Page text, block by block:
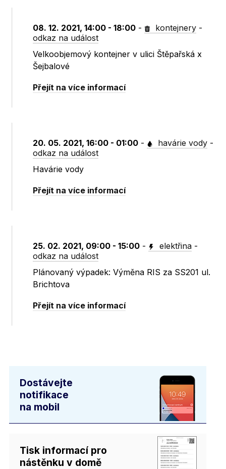
08. 12. 2021, 14:00 - 18:00 - kontejnery -
odkaz na událost
Velkoobjemový kontejner v ulici Štěpařská x
Šejbalové
Přejít na více informací
20. 05. 2021, 16:00 - 01:00 - havárie vody -
odkaz na událost
Havárie vody
Přejít na více informací
25. 02. 2021, 09:00 - 15:00 - elektřina -
odkaz na událost
Plánovaný výpadek: Výměna RIS za SS201 ul.
Brichtova
Přejít na více informací
Dostávejte
notifikace
na mobil
Tisk informací pro
nástěnku v domě